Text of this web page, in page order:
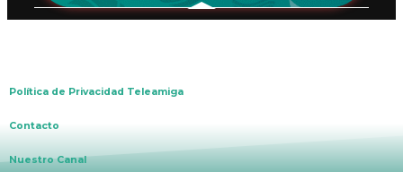
Política de Privacidad Teleamiga
Contacto
Nuestro Canal